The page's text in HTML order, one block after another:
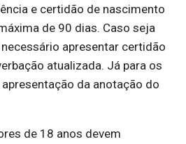
e certidão de nascimento
de 90 dias. Caso seja
apresentar certidão
atualizada. Já para os
da anotação do
de 18 anos devem